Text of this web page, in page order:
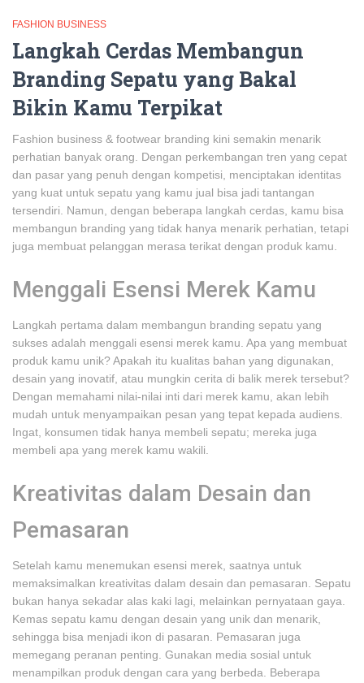
FASHION BUSINESS
Langkah Cerdas Membangun
Branding Sepatu yang Bakal
Bikin Kamu Terpikat
Fashion business & footwear branding kini semakin menarik
perhatian banyak orang. Dengan perkembangan tren yang cepat
dan pasar yang penuh dengan kompetisi, menciptakan identitas
yang kuat untuk sepatu yang kamu jual bisa jadi tantangan
tersendiri. Namun, dengan beberapa langkah cerdas, kamu bisa
membangun branding yang tidak hanya menarik perhatian, tetapi
juga membuat pelanggan merasa terikat dengan produk kamu.
Menggali Esensi Merek Kamu
Langkah pertama dalam membangun branding sepatu yang
sukses adalah menggali esensi merek kamu. Apa yang membuat
produk kamu unik? Apakah itu kualitas bahan yang digunakan,
desain yang inovatif, atau mungkin cerita di balik merek tersebut?
Dengan memahami nilai-nilai inti dari merek kamu, akan lebih
mudah untuk menyampaikan pesan yang tepat kepada audiens.
Ingat, konsumen tidak hanya membeli sepatu; mereka juga
membeli apa yang merek kamu wakili.
Kreativitas dalam Desain dan
Pemasaran
Setelah kamu menemukan esensi merek, saatnya untuk
memaksimalkan kreativitas dalam desain dan pemasaran. Sepatu
bukan hanya sekadar alas kaki lagi, melainkan pernyataan gaya.
Kemas sepatu kamu dengan desain yang unik dan menarik,
sehingga bisa menjadi ikon di pasaran. Pemasaran juga
memegang peranan penting. Gunakan media sosial untuk
menampilkan produk dengan cara yang berbeda. Beberapa